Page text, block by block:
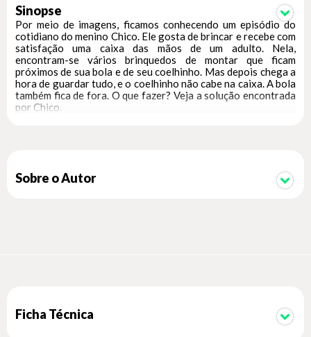
Sinopse
Por meio de imagens, ficamos conhecendo um episódio do
cotidiano do menino Chico. Ele gosta de brincar e recebe com
satisfação uma caixa das mãos de um adulto. Nela,
encontram-se vários brinquedos de montar que ficam
próximos de sua bola e de seu coelhinho. Mas depois chega a
hora de guardar tudo, e o coelhinho não cabe na caixa. A bola
também fica de fora. O que fazer? Veja a solução encontrada
por Chico.
Sobre o Autor
Ficha Técnica